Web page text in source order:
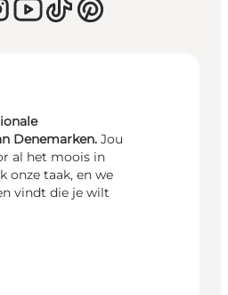
Denemarken. Jou
al het moois in
onze taak, en we
vindt die je wilt